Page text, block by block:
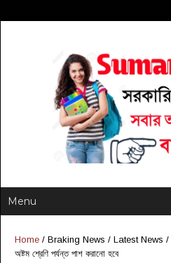
Home / Braking News / Latest News /
অষ্টম শ্রেণি পর্যন্ত পাশ করানো হবে